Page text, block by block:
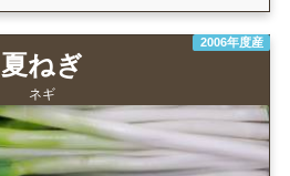
2006年度産
夏ねぎ
ネギ